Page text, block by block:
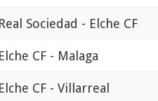
Real Sociedad - Elche CF
Elche CF - Malaga
Elche CF - Villarreal